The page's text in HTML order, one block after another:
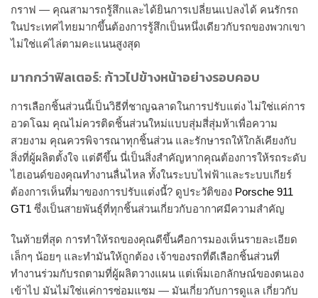
กราฟ — คุณสามารถรู้สึกและได้ยินการเปลี่ยนแปลงได้ คนรักรถ
ในประเทศไทยมากขึ้นต้องการรู้สึกเป็นหนึ่งเดียวกับรถของพวกเขา
ไม่ใช่แค่ไล่ตามคะแนนสูงสุด
มากกว่าฟิลเตอร์: ก้าวไปข้างหน้าอย่างรอบคอบ
การเลือกชิ้นส่วนนี้เป็นวิธีที่ชาญฉลาดในการปรับแต่ง ไม่ใช่แค่การ
อวดโฉม คุณไม่ควรติดชิ้นส่วนใหม่แบบสุ่มสี่สุ่มห้าเพื่อความ
สวยงาม คุณควรพิจารณาทุกชิ้นส่วน และรักษารถให้ใกล้เคียงกับ
สิ่งที่ผู้ผลิตตั้งใจ แต่ดีขึ้น นี่เป็นสิ่งสำคัญหากคุณต้องการให้รถระดับ
ไฮเอนด์ของคุณทำงานลื่นไหล ทั้งในระบบไฟฟ้าและระบบเกียร์
ต้องการเห็นที่มาของการปรับแต่งนี้? ดูประวัติของ Porsche 911
GT1 ซึ่งเป็นสายพันธุ์ที่ทุกชิ้นส่วนเกี่ยวกับอากาศมีความสำคัญ
ในท้ายที่สุด การทำให้รถของคุณดีขึ้นคือการมองเห็นรายละเอียด
เล็กๆ น้อยๆ และทำมันให้ถูกต้อง เจ้าของรถที่ดีเลือกชิ้นส่วนที่
ทำงานร่วมกับรถตามที่ผู้ผลิตวางแผน แต่เพิ่มเอกลักษณ์ของตนเอง
เข้าไป มันไม่ใช่แค่การซ่อมแซม — มันเกี่ยวกับการดูแล เกี่ยวกับ